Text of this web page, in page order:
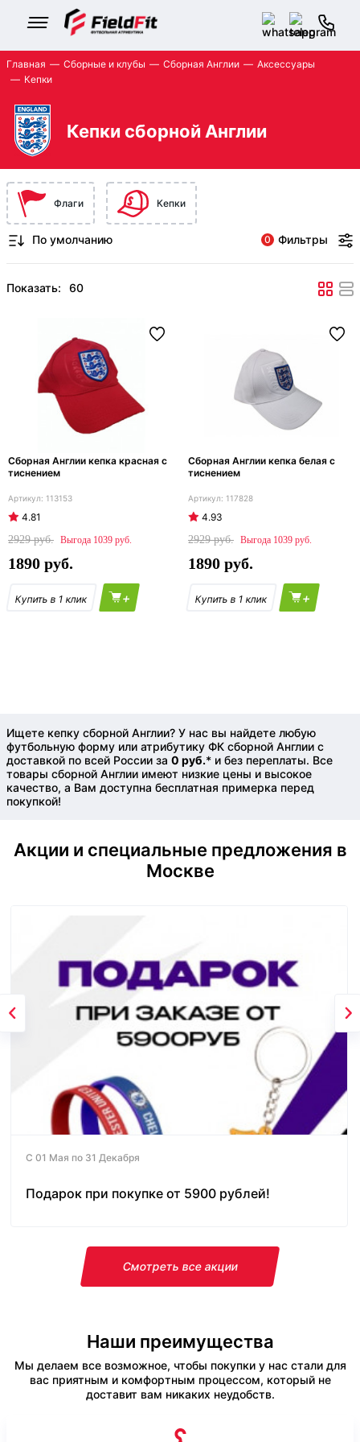
Главная Сборные и клубы Сборная Англии
Аксессуары
Кепки
Кепки сборной Англии
Флаги Кепки
0 Фильтры
Показать:
Сборная Англии кепка красная с
тиснением
113153
4.81
2929
1039
1890
+
Сборная Англии кепка белая с
тиснением
117828
4.93
2929
1039
1890
+
Ищете кепку сборной Англии? У нас вы найдете любую
футбольную форму или атрибутику ФК сборной Англии с
доставкой по всей России за 0 руб.* и без переплаты. Все
товары сборной Англии имеют низкие цены и высокое
качество, а Вам доступна бесплатная примерка перед
покупкой!
Акции и специальные предложения в
Москве
С 01 Мая по 31 Декабря
Подарок при покупке от 5900 рублей!
Смотреть все акции
Наши преимущества
Мы делаем все возможное, чтобы покупки у нас стали для
вас приятным и комфортным процессом, который не
доставит вам никаких неудобств.